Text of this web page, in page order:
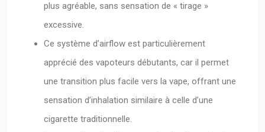
plus agréable, sans sensation de « tirage »
excessive.
Ce système d’airflow est particulièrement
apprécié des vapoteurs débutants, car il permet
une transition plus facile vers la vape, offrant une
sensation d’inhalation similaire à celle d’une
cigarette traditionnelle.